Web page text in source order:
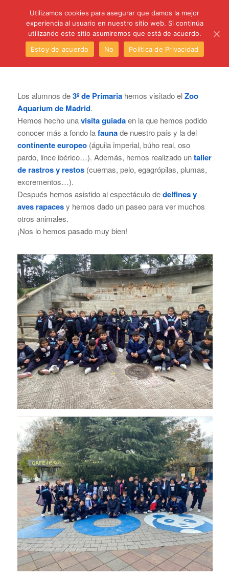
Los alumnos de3º de Primariahemos visitado elZoo
Aquarium de Madrid.
Hemos hecho unavisita guiadaen la que hemos podido
conocer más a fondo lafaunade nuestro país y la del
continente europeo(águila imperial, búho real, oso
pardo, lince ibérico…). Además, hemos realizado untaller
de rastros y restos(cuernas, pelo, egagrópilas, plumas,
excrementos…).
Después hemos asistido al espectáculo dedelfines y
aves rapacesy hemos dado un paseo para ver muchos
otros animales.
¡Nos lo hemos pasado muy bien!
Utilizamos cookies para asegurar que damos la mejor
experiencia al usuario en nuestro sitio web. Si continúa
utilizando este sitio asumiremos que está de acuerdo.
Estoy de acuerdo
No Política de Privacidad